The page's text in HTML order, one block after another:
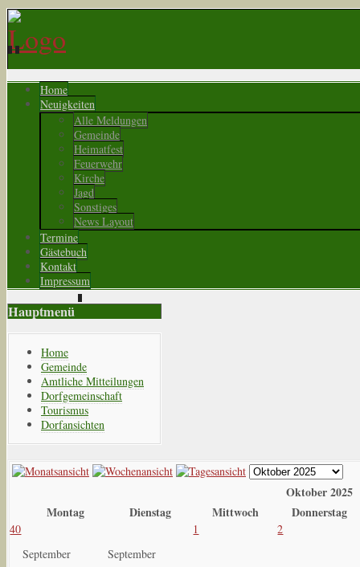
Home
Neuigkeiten
Alle Meldungen
Gemeinde
Heimatfest
Feuerwehr
Kirche
Jagd
Sonstiges
News Layout
Termine
Gästebuch
Kontakt
Impressum
Hauptmenü
Home
Gemeinde
Amtliche Mitteilungen
Dorfgemeinschaft
Tourismus
Dorfansichten
Oktober 2025
Montag
Dienstag Mittwoch Donnerstag
40
September
September
1 2